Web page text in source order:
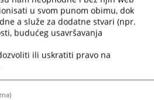
predmeta ratnih zločina u
stručnog osoblja u
rada na predmetima
u svom punom obimu, dok
a služe za dodatne stvari (npr.
budućeg usavršavanja
ili uskratiti pravo na